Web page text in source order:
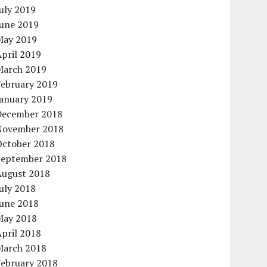
2019
2019
2019
2019
2019
2019
2019
2018
2018
2018
2018
2018
2018
2018
2018
2018
2018
2018